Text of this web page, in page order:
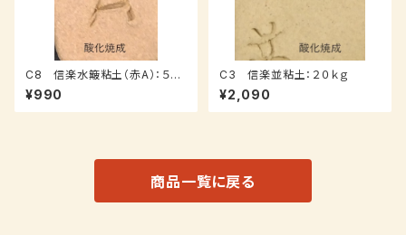
C8 信楽水簸粘土（赤A）：５ｋ
ｇ
¥990
C3 信楽並粘土：２０ｋｇ
¥2,090
商品一覧に戻る